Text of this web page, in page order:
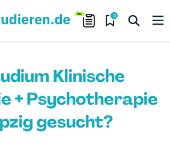
0
Klinische
+ Psychotherapie
gesucht?